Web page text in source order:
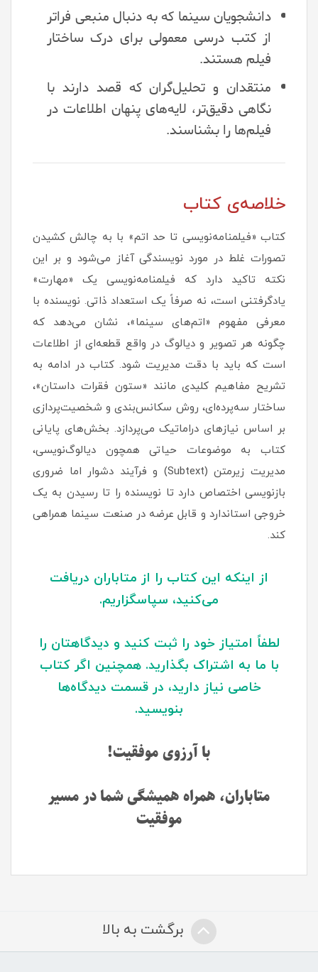
دانشجویان سینما که به دنبال منبعی فراتر
از کتب درسی معمولی برای درک ساختار
فیلم هستند.
منتقدان و تحلیل‌گران که قصد دارند با
نگاهی دقیق‌تر، لایه‌های پنهان اطلاعات در
فیلم‌ها را بشناسند.
خلاصه‌ی کتاب
کتاب «فیلمنامه‌نویسی تا حد اتم» با به چالش کشیدن
تصورات غلط در مورد نویسندگی آغاز می‌شود و بر این
نکته تاکید دارد که فیلمنامه‌نویسی یک «مهارت»
یادگرفتنی است، نه صرفاً یک استعداد ذاتی. نویسنده با
معرفی مفهوم «اتم‌های سینما»، نشان می‌دهد که
چگونه هر تصویر و دیالوگ در واقع قطعه‌ای از اطلاعات
است که باید با دقت مدیریت شود. کتاب در ادامه به
تشریح مفاهیم کلیدی مانند «ستون فقرات داستان»،
ساختار سه‌پرده‌ای، روش سکانس‌بندی و شخصیت‌پردازی
بر اساس نیازهای دراماتیک می‌پردازد. بخش‌های پایانی
کتاب به موضوعات حیاتی همچون دیالوگ‌نویسی،
مدیریت زیرمتن (Subtext) و فرآیند دشوار اما ضروری
بازنویسی اختصاص دارد تا نویسنده را تا رسیدن به یک
خروجی استاندارد و قابل عرضه در صنعت سینما همراهی
کند.
از اینکه این کتاب را از متاباران دریافت
می‌کنید، سپاسگزاریم.
لطفاً امتیاز خود را ثبت کنید و دیدگاهتان را
با ما به اشتراک بگذارید. همچنین اگر کتاب
خاصی نیاز دارید، در قسمت دیدگاه‌ها
بنویسید.
با آرزوی موفقیت!
متاباران، همراه همیشگی شما در مسیر
موفقیت
برگشت به بالا